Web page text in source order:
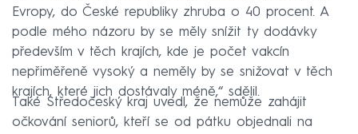
Evropy, do České republiky zhruba o 40 procent. A
podle mého názoru by se měly snížit ty dodávky
především v těch krajích, kde je počet vakcín
nepřiměřeně vysoký a neměly by se snižovat v těch
krajích, které jich dostávaly méně,“ sdělil.
Také Středočeský kraj uvedl, že nemůže zahájit
očkování seniorů, kteří se od pátku objednali na